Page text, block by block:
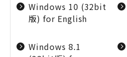
Windows 10 (32bit
版) for English
Windows 8.1